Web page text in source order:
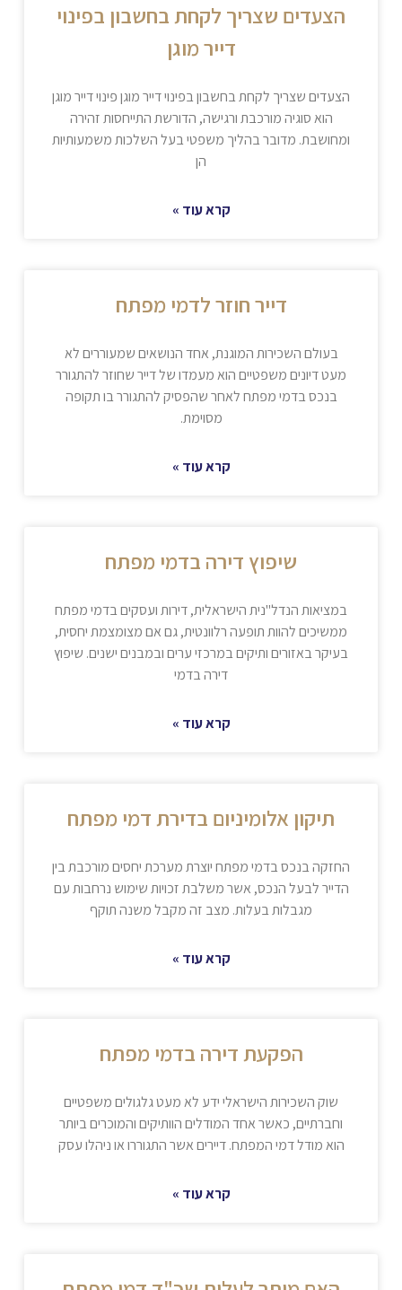
הצעדים שצריך לקחת בחשבון בפינוי
דייר מוגן
הצעדים שצריך לקחת בחשבון בפינוי דייר מוגן פינוי דייר מוגן
הוא סוגיה מורכבת ורגישה, הדורשת התייחסות זהירה
ומחושבת. מדובר בהליך משפטי בעל השלכות משמעותיות
הן
קרא עוד »
דייר חוזר לדמי מפתח
בעולם השכירות המוגנת, אחד הנושאים שמעוררים לא
מעט דיונים משפטיים הוא מעמדו של דייר שחוזר להתגורר
בנכס בדמי מפתח לאחר שהפסיק להתגורר בו תקופה
מסוימת.
קרא עוד »
שיפוץ דירה בדמי מפתח
במציאות הנדל"נית הישראלית, דירות ועסקים בדמי מפתח
ממשיכים להוות תופעה רלוונטית, גם אם מצומצמת יחסית,
בעיקר באזורים ותיקים במרכזי ערים ובמבנים ישנים. שיפוץ
דירה בדמי
קרא עוד »
תיקון אלומיניום בדירת דמי מפתח
החזקה בנכס בדמי מפתח יוצרת מערכת יחסים מורכבת בין
הדייר לבעל הנכס, אשר משלבת זכויות שימוש נרחבות עם
מגבלות בעלות. מצב זה מקבל משנה תוקף
קרא עוד »
הפקעת דירה בדמי מפתח
שוק השכירות הישראלי ידע לא מעט גלגולים משפטיים
וחברתיים, כאשר אחד המודלים הוותיקים והמוכרים ביותר
הוא מודל דמי המפתח. דיירים אשר התגוררו או ניהלו עסק
קרא עוד »